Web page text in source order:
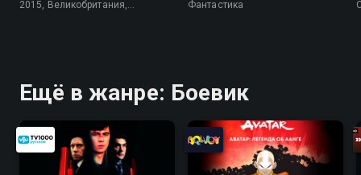
2015, Великобритания,
Фантастика
Ещё в жанре: Боевик